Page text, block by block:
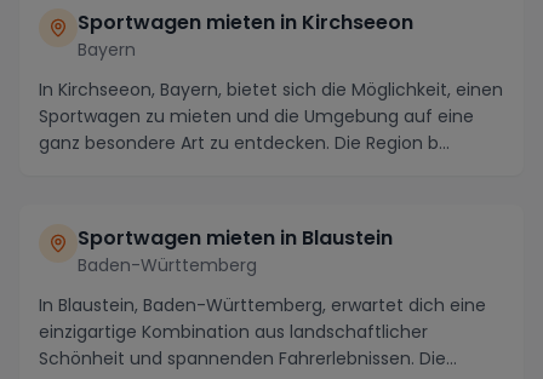
Sportwagen mieten in Kirchseeon
Bayern
In Kirchseeon, Bayern, bietet sich die Möglichkeit, einen
Sportwagen zu mieten und die Umgebung auf eine
ganz besondere Art zu entdecken. Die Region b...
Sportwagen mieten in Blaustein
Baden-Württemberg
In Blaustein, Baden-Württemberg, erwartet dich eine
einzigartige Kombination aus landschaftlicher
Schönheit und spannenden Fahrerlebnissen. Die